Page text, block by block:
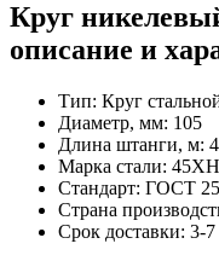
Круг
описание и
Тип: Круг
Диаметр, мм: 105
Длина штанги, м:
Марка стали:
Стандарт: ГОСТ
Страна
Срок доставки: 3-